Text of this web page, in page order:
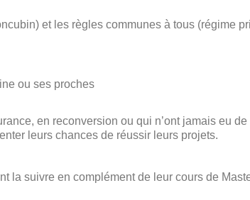
et les règles communes à tous (régime
ou ses proches
en reconversion ou qui n’ont jamais eu
leurs chances de réussir leurs projets.
la suivre en complément de leur cours de